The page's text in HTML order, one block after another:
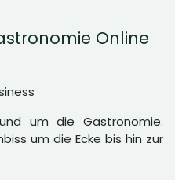
Online
um die Gastronomie.
um die Ecke bis hin zur